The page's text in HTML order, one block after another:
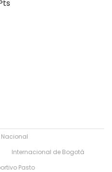
Internacional de Bogotá
Pasto